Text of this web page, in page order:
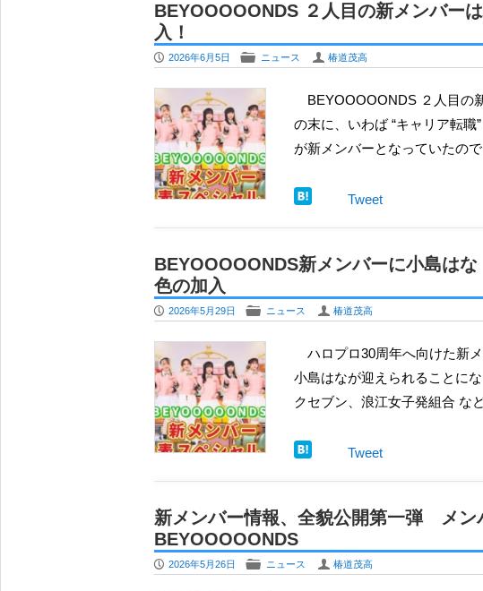
BEYOOOOONDS ２人目の新メンバー
入！
P 2026年6月5日 F ニュース U 椿道茂高
BEYOOOOONDS ２人目の新メンバーは、ハロプロ研修生から大坪茉乃が抜擢された。 先だって５月
の末に、いわば “キャリア転
が新メンバーとなっていたの
Tweet
BEYOOOOONDS新メンバーに小島は
色の加入
P 2026年5月29日 F ニュース U 椿道茂高
ハロプロ30周年へ向けた新メンバー加入、2026年５月29日の金曜日には、BEYOOOOONDS に新たに
小島はなが迎えられることに
クセブン、浪江女子発組合 な
Tweet
新メンバー情報、全貌公開第一弾 メン
BEYOOOOONDS
P 2026年5月26日 F ニュース U 椿道茂高